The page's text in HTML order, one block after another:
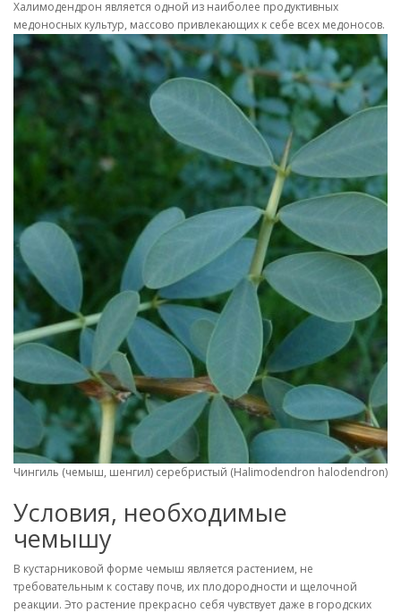
Халимодендрон является одной из наиболее продуктивных
медоносных культур, массово привлекающих к себе всех медоносов.
Чингиль (чемыш, шенгил) серебристый (Halimodendron halodendron).
Условия, необходимые
чемышу
В кустарниковой форме чемыш является растением, не
требовательным к составу почв, их плодородности и щелочной
реакции. Это растение прекрасно себя чувствует даже в городских